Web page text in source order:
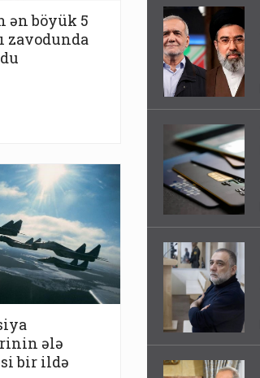
ən böyük 5
zavodunda
ələ
bir ildə